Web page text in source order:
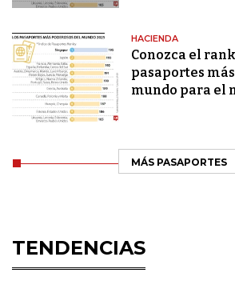
HACIENDA
Conozca el
pasaportes
mundo para el
MÁS PASAPORTES
TENDENCIAS